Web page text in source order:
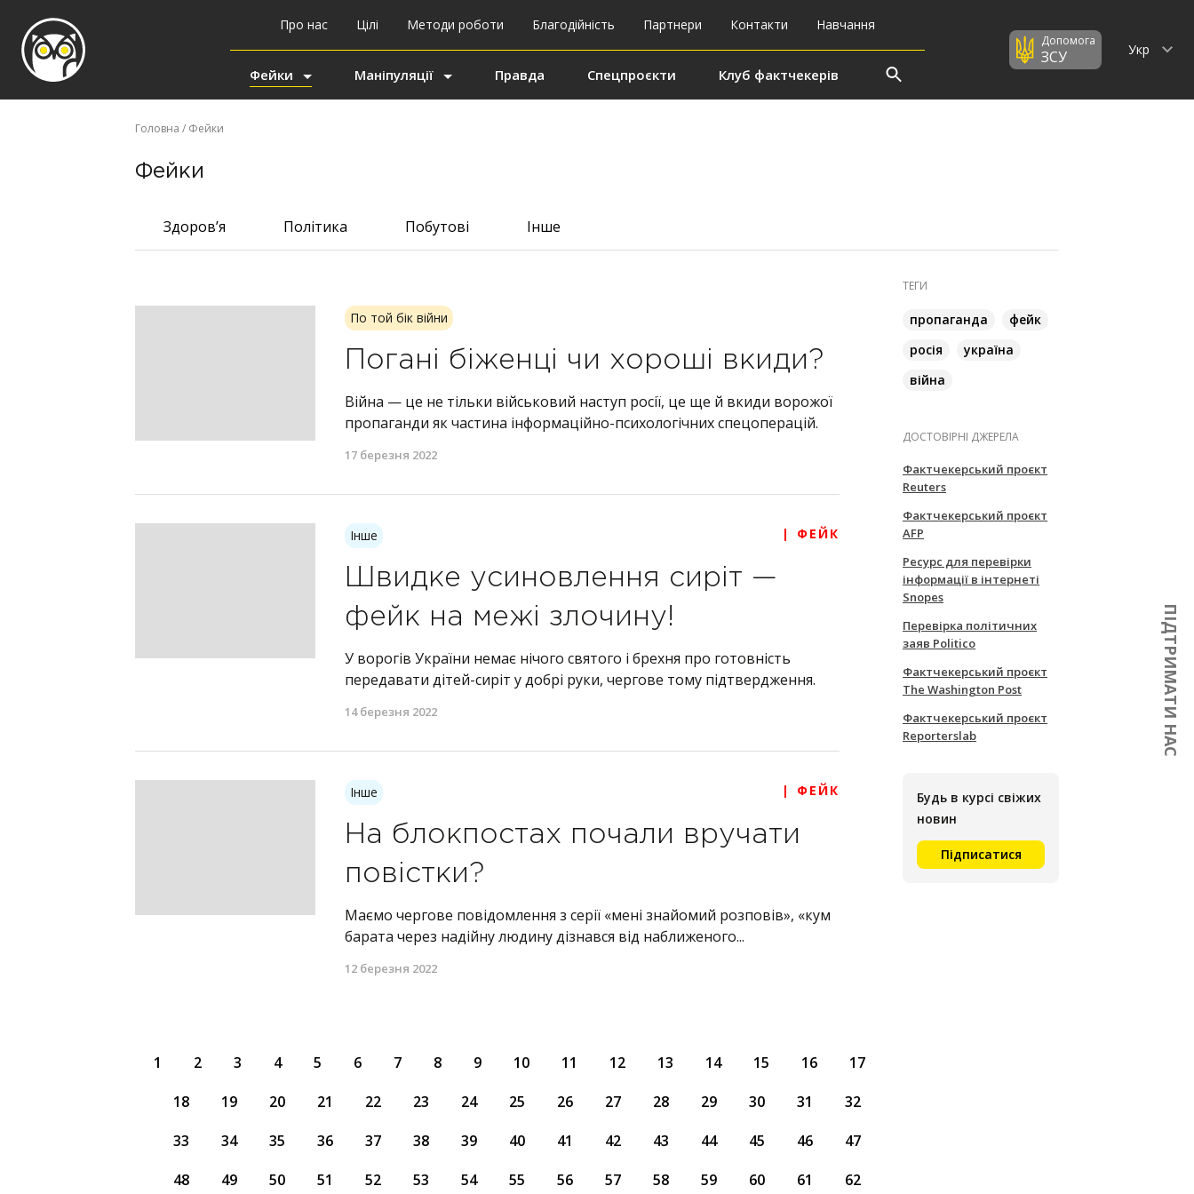
ПІДТРИМАТИ НАС
Про нас Цілі Методи роботи Благодійність Партнери Контакти Навчання
Фейки Маніпуляції Правда Спецпроєкти Клуб фактчекерів
Допомога
ЗСУ Укр
Головна / Фейки
Фейки
Здоров’я Політика Побутові Інше
По той бік війни
Погані біженці чи хороші вкиди?
Війна — це не тільки військовий наступ росії, це ще й вкиди ворожої
пропаганди як частина інформаційно-психологічних спецоперацій.
17 березня 2022
Інше | ФЕЙК
Швидке усиновлення сиріт —
фейк на межі злочину!
У ворогів України немає нічого святого і брехня про готовність
передавати дітей-сиріт у добрі руки, чергове тому підтвердження.
14 березня 2022
Інше | ФЕЙК
На блокпостах почали вручати
повістки?
Маємо чергове повідомлення з серії «мені знайомий розповів», «кум
барата через надійну людину дізнався від наближеного...
12 березня 2022
1 2 3 4 5 6 7 8 9 10 11 12 13 14 15 16
17
18
19 20 21 22 23 24 25 26 27 28 29 30 31
32
33
34 35 36 37 38 39 40 41 42 43 44 45 46
47
48
49 50 51 52 53 54 55 56 57 58 59 60 61 62
ТЕГИ
пропаганда
фейк
росія
україна
війна
ДОСТОВІРНІ ДЖЕРЕЛА
Фактчекерський проєкт
Reuters
Фактчекерський проєкт
AFP
Ресурс для перевірки
інформації в інтернеті
Snopes
Перевірка політичних
заяв Politico
Фактчекерський проєкт
The Washington Post
Фактчекерський проєкт
Reporterslab
Будь в курсі свіжих
новин
Підписатися